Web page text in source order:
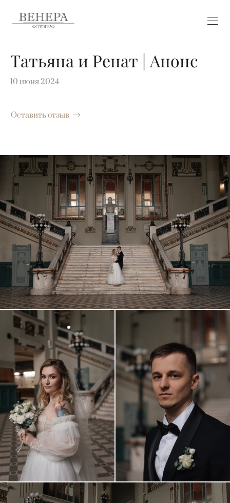
Татьяна и Ренат | Анонс
10 июня 2024
Оставить отзыв